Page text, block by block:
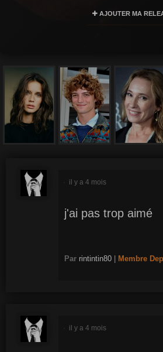
AJOUTER MA
j'ai pas trop aimé
Par rintintin80 Membre
il y a 4 mois
il y a 4 mois